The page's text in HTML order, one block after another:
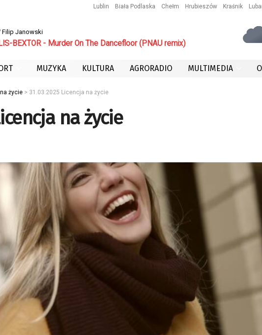
Lublin Biała Podlaska Chełm Hrubieszów Kraśnik
Filip Janowski
BEXTOR - Murder On The Dancefloor (PNAU remix)
MUZYKA KULTURA AGRORADIO MULTIMEDIA
życie > 31.03.2025 Licencja na życie
na życie